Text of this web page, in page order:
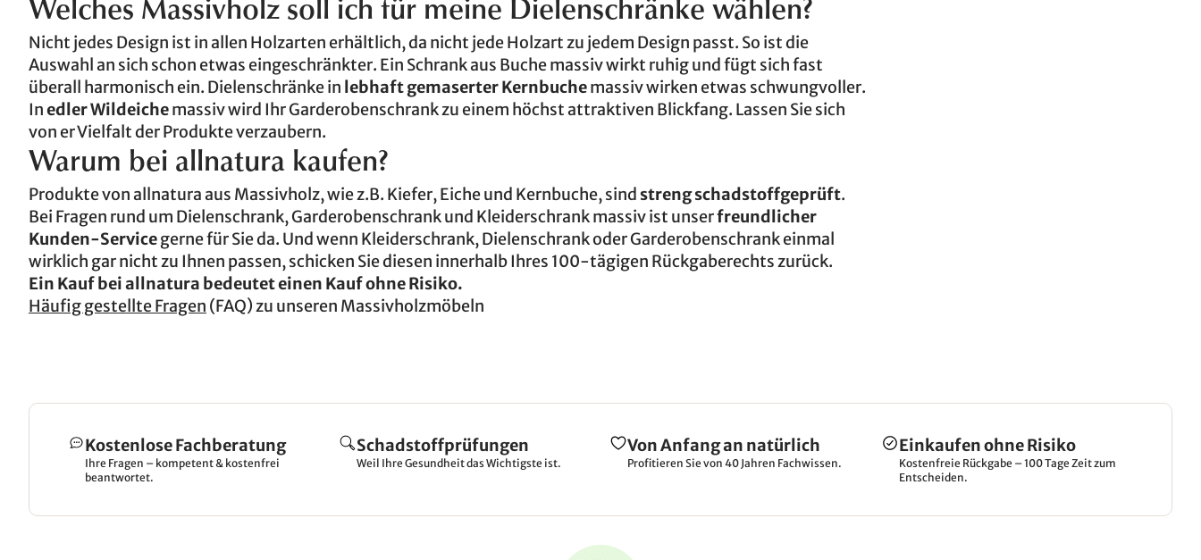
Welches Massivholz soll ich für meine Dielenschränke wählen?
Nicht jedes Design ist in allen Holzarten erhältlich, da nicht jede Holzart zu jedem Design passt. So ist die
Auswahl an sich schon etwas eingeschränkter. Ein Schrank aus Buche massiv wirkt ruhig und fügt sich fast
überall harmonisch ein. Dielenschränke in lebhaft gemaserter Kernbuchemassiv wirken etwas schwungvoller.
Inedler Wildeichemassiv wird Ihr Garderobenschrank zu einem höchst attraktiven Blickfang. Lassen Sie sich
von er Vielfalt der Produkte verzaubern.
Warum bei allnatura kaufen?
Produkte von allnatura aus Massivholz, wie z.B. Kiefer, Eiche und Kernbuche, sind streng schadstoffgeprüft.
Bei Fragen rund um Dielenschrank, Garderobenschrank und Kleiderschrank massiv ist unserfreundlicher
Kunden-Servicegerne für Sie da. Und wenn Kleiderschrank, Dielenschrank oder Garderobenschrank einmal
wirklich gar nicht zu Ihnen passen, schicken Sie diesen innerhalb Ihres 100-tägigen Rückgaberechts zurück.
Ein Kauf bei allnatura bedeutet einen Kauf ohne Risiko.
Häufig gestellte Fragen (FAQ) zu unseren Massivholzmöbeln
Kostenlose Fachberatung
Ihre Fragen – kompetent & kostenfrei
beantwortet.
Schadstoffprüfungen
Weil Ihre Gesundheit das Wichtigste ist.
Von Anfang an natürlich
Profitieren Sie von 40 Jahren Fachwissen.
Einkaufen ohne Risiko
Kostenfreie Rückgabe – 100 Tage Zeit zum
Entscheiden.